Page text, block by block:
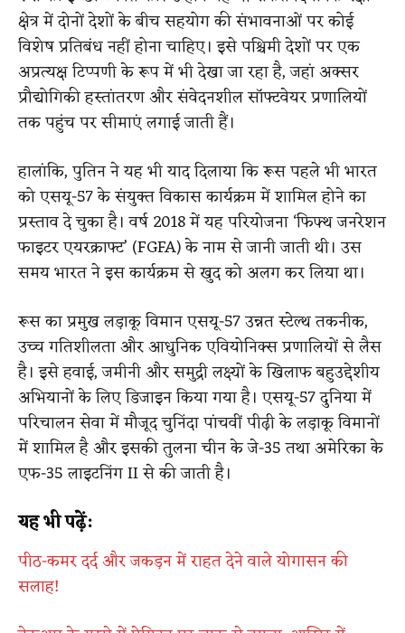
क्षेत्र में दोनों देशों के बीच सहयोग की संभावनाओं पर कोई
विशेष प्रतिबंध नहीं होना चाहिए। इसे पश्चिमी देशों पर एक
अप्रत्यक्ष टिप्पणी के रूप में भी देखा जा रहा है, जहां अक्सर
प्रौद्योगिकी हस्तांतरण और संवेदनशील सॉफ्टवेयर प्रणालियों
तक पहुंच पर सीमाएं लगाई जाती हैं।
हालांकि, पुतिन ने यह भी याद दिलाया कि रूस पहले भी भारत
को एसयू-57 के संयुक्त विकास कार्यक्रम में शामिल होने का
प्रस्ताव दे चुका है। वर्ष 2018 में यह परियोजना ‘फिफ्थ जनरेशन
फाइटर एयरक्राफ्ट’ (FGFA) के नाम से जानी जाती थी। उस
समय भारत ने इस कार्यक्रम से खुद को अलग कर लिया था।
रूस का प्रमुख लड़ाकू विमान एसयू-57 उन्नत स्टेल्थ तकनीक,
उच्च गतिशीलता और आधुनिक एवियोनिक्स प्रणालियों से लैस
है। इसे हवाई, जमीनी और समुद्री लक्ष्यों के खिलाफ बहुउद्देशीय
अभियानों के लिए डिजाइन किया गया है। एसयू-57 दुनिया में
परिचालन सेवा में मौजूद चुनिंदा पांचवीं पीढ़ी के लड़ाकू विमानों
में शामिल है और इसकी तुलना चीन के जे-35 तथा अमेरिका के
एफ-35 लाइटनिंग II से की जाती है।
यह भी पढ़ें:
पीठ-कमर दर्द और जकड़न में राहत देने वाले योगासन की
सलाह!